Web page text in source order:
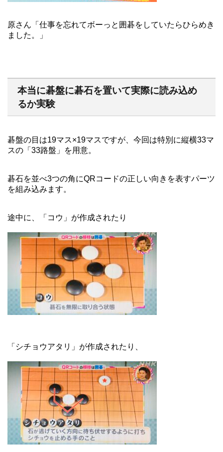
原さん「仕事を忘れてボーっと囲碁をしていたらひらめき
ました。」
本当に碁盤に碁石を置いて実際に読み込め
るか実験
碁盤の目は19マス×19マスですが、今回は特別に縦横33マ
スの「33路盤」を用意。
碁石を並べ3つの角にQRコードの正しい向きを表すパーツ
を組み込みます。
途中に、「コウ」が作成されたり
「シチョウアタリ」が作成されたり、